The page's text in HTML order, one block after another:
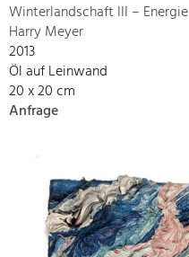
Winterlandschaft III – Energie
Harry Meyer
2013
Öl auf Leinwand
20 x 20 cm
Anfrage